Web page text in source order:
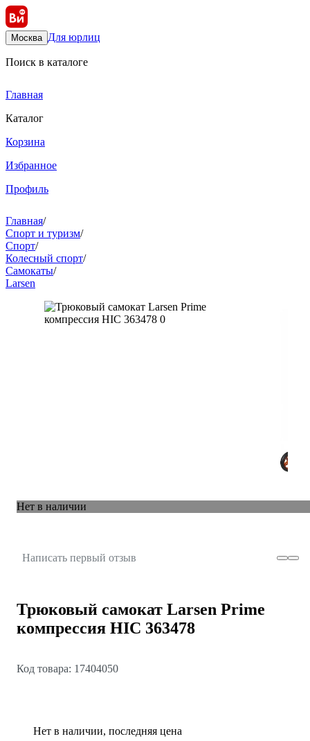
Москва Для юрлиц
Поиск в каталоге
Главная
Каталог
Корзина
Избранное
Профиль
Главная/
Спорт и туризм/
Спорт/
Колесный спорт/
Самокаты/
Larsen
Нет в наличии
Написать первый отзыв
Трюковый самокат Larsen Prime
компрессия HIC 363478
Код товара: 17404050
Нет в наличии, последняя цена